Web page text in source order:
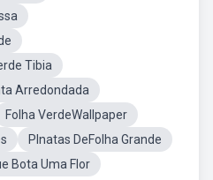
Tibia
Arredondada
Folha VerdeWallpaper
Plnatas DeFolha Grande
Bota Uma Flor